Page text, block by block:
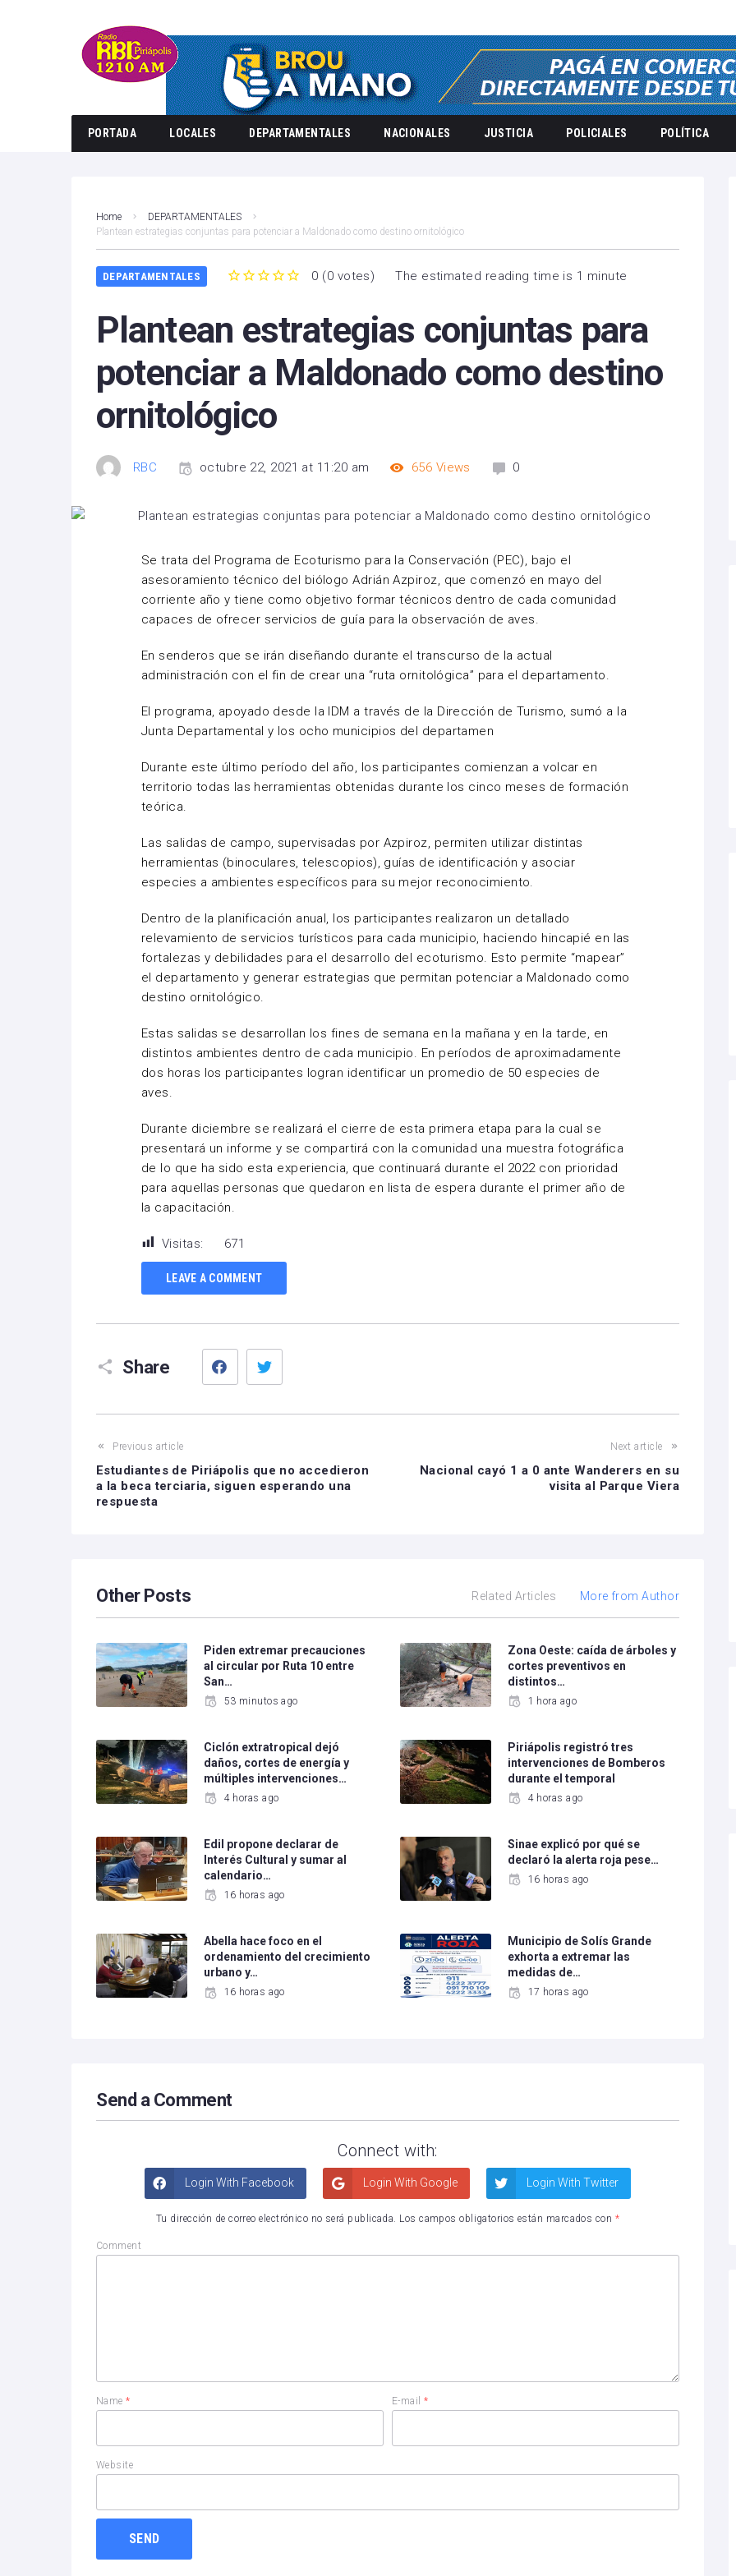
PORTADA LOCALES DEPARTAMENTALES NACIONALES JUSTICIA POLICIALES POLÍTICA
Home
DEPARTAMENTALES
Plantean estrategias conjuntas para potenciar a Maldonado como destino ornitológico
DEPARTAMENTALES 0 (0 votes) The estimated reading time is 1 minute
Plantean estrategias conjuntas para
potenciar a Maldonado como destino
ornitológico
RBC octubre 22, 2021 at 11:20 am 656 Views 0
Se trata del Programa de Ecoturismo para la Conservación (PEC), bajo el
asesoramiento técnico del biólogo Adrián Azpiroz, que comenzó en mayo del
corriente año y tiene como objetivo formar técnicos dentro de cada comunidad
capaces de ofrecer servicios de guía para la observación de aves.
En senderos que se irán diseñando durante el transcurso de la actual
administración con el fin de crear una “ruta ornitológica” para el departamento.
El programa, apoyado desde la IDM a través de la Dirección de Turismo, sumó a la
Junta Departamental y los ocho municipios del departamen
Durante este último período del año, los participantes comienzan a volcar en
territorio todas las herramientas obtenidas durante los cinco meses de formación
teórica.
Las salidas de campo, supervisadas por Azpiroz, permiten utilizar distintas
herramientas (binoculares, telescopios), guías de identificación y asociar
especies a ambientes específicos para su mejor reconocimiento.
Dentro de la planificación anual, los participantes realizaron un detallado
relevamiento de servicios turísticos para cada municipio, haciendo hincapié en las
fortalezas y debilidades para el desarrollo del ecoturismo. Esto permite “mapear”
el departamento y generar estrategias que permitan potenciar a Maldonado como
destino ornitológico.
Estas salidas se desarrollan los fines de semana en la mañana y en la tarde, en
distintos ambientes dentro de cada municipio. En períodos de aproximadamente
dos horas los participantes logran identificar un promedio de 50 especies de
aves.
Durante diciembre se realizará el cierre de esta primera etapa para la cual se
presentará un informe y se compartirá con la comunidad una muestra fotográfica
de lo que ha sido esta experiencia, que continuará durante el 2022 con prioridad
para aquellas personas que quedaron en lista de espera durante el primer año de
la capacitación.
Visitas: 671
LEAVE A COMMENT
Share
Facebook
Previous article
Estudiantes de Piriápolis que no accedieron
a la beca terciaria, siguen esperando una
respuesta
Next article
Nacional cayó 1 a 0 ante Wanderers en su
visita al Parque Viera
Other Posts Related Articles More from Author
Piden extremar precauciones
al circular por Ruta 10 entre
San…
53 minutos ago
Zona Oeste: caída de árboles y
cortes preventivos en
distintos…
1 hora ago
Ciclón extratropical dejó
daños, cortes de energía y
múltiples intervenciones…
4 horas ago
Piriápolis registró tres
intervenciones de Bomberos
durante el temporal
4 horas ago
Edil propone declarar de
Interés Cultural y sumar al
calendario…
16 horas ago
Sinae explicó por qué se
declaró la alerta roja pese…
16 horas ago
Abella hace foco en el
ordenamiento del crecimiento
urbano y…
16 horas ago
Municipio de Solís Grande
exhorta a extremar las
medidas de…
17 horas ago
Send a Comment
Connect with:
Login With Facebook Login With Google Login With Twitter
Tu dirección de correo electrónico no será publicada. Los campos obligatorios están marcados con *
Comment
Name* E-mail*
Website